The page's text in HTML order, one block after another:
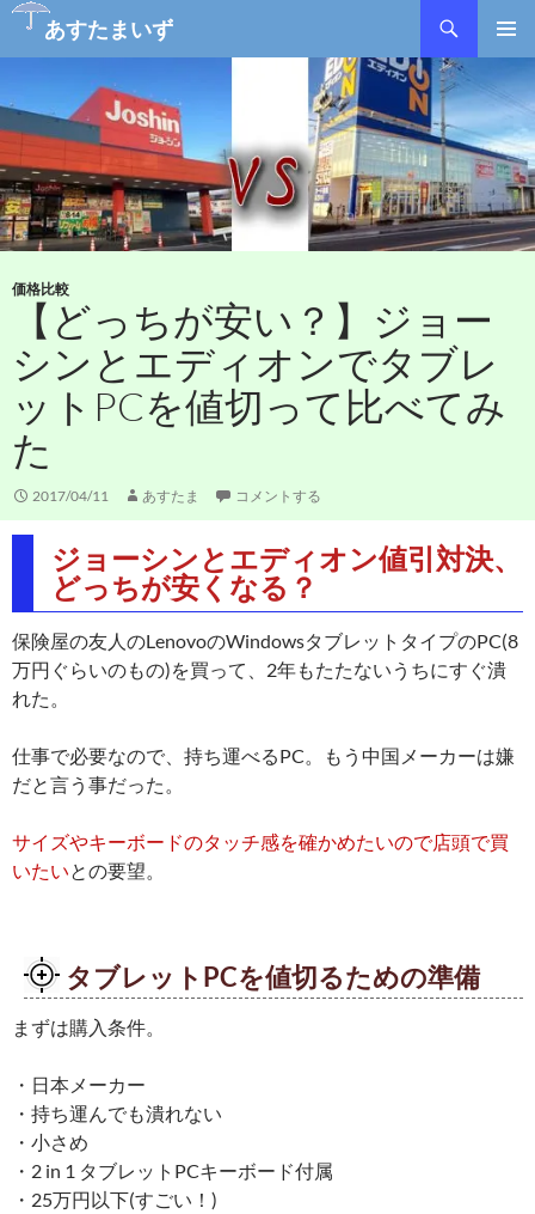
あすたまいず
ニュー
テ
へ
ス
キ
ッ
価格比較
【どっちが安い？】ジョー
シンとエディオンでタブレ
ットPCを値切って比べてみ
た
2017/04/11 あすたま コメントする
ジョーシンとエディオン値引対決、
どっちが安くなる？
保険屋の友人のLenovoのWindowsタブレットタイプのPC(8
万円ぐらいのもの)を買って、2年もたたないうちにすぐ潰
れた。
仕事で必要なので、持ち運べるPC。もう中国メーカーは嫌
だと言う事だった。
サイズやキーボードのタッチ感を確かめたいので店頭で買
いたいとの要望。
タブレットPCを値切るための準備
まずは購入条件。
・日本メーカー
・持ち運んでも潰れない
・小さめ
・2 in 1 タブレットPCキーボード付属
・25万円以下(すごい！)